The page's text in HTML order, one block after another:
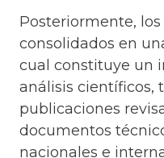
Posteriormente,
consolidados en
cual constituye un
análisis científicos,
publicaciones
documentos
nacionales e